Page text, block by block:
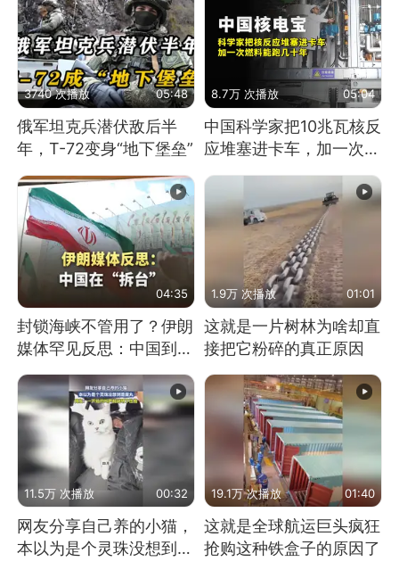
3740 次播放 05:48
俄军坦克兵潜伏敌后半
年，T-72变身“地下堡垒”
8.7万 次播放 05:04
中国科学家把10兆瓦核反
应堆塞进卡车，加一次燃
04:35
封锁海峡不管用了？伊朗
媒体罕见反思：中国到底
是不是在"拆台"
1.9万 次播放 01:01
这就是一片树林为啥却直
接把它粉碎的真正原因
11.5万 次播放 00:32
网友分享自己养的小猫，
本以为是个灵珠没想到是
19.1万 次播放 01:40
这就是全球航运巨头疯狂
抢购这种铁盒子的原因了